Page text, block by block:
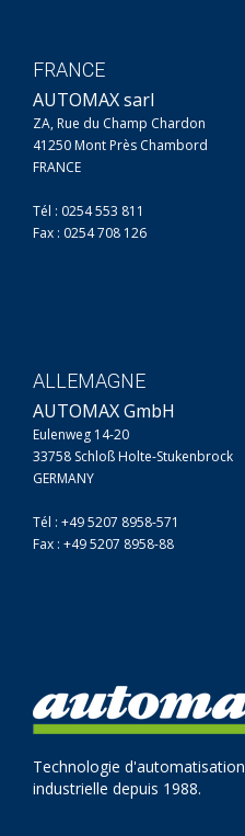
FRANCE
AUTOMAX sarl
ZA, Rue du Champ Chardon
41250 Mont Près Chambord
FRANCE
Tél : 0254 553 811
Fax : 0254 708 126
ALLEMAGNE
AUTOMAX GmbH
Eulenweg 14-20
33758 Schloß Holte-Stukenbrock
GERMANY
Tél : +49 5207 8958-571
Fax : +49 5207 8958-88
Technologie d'automatisation
industrielle depuis 1988.